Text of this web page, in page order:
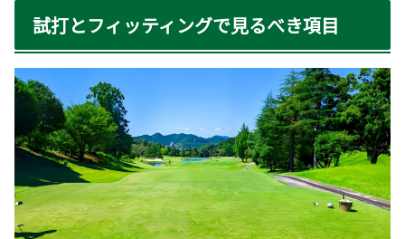
試打とフィッティングで見るべき項目